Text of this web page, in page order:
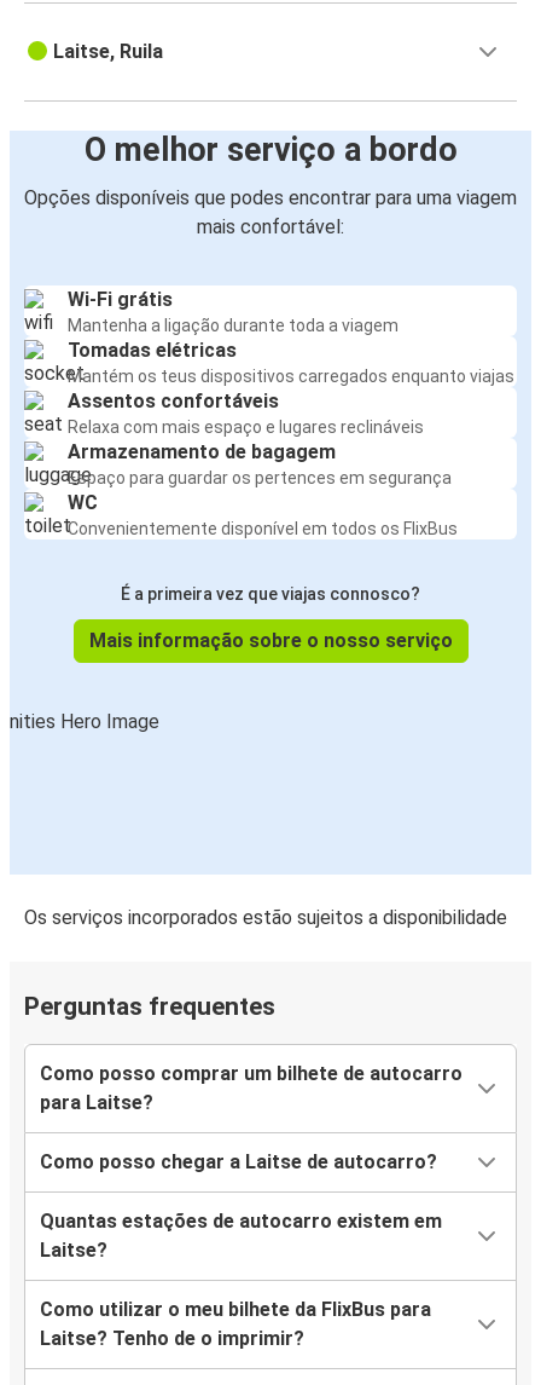
Laitse, Ruila
O melhor serviço a bordo
Opções disponíveis que podes encontrar para uma viagem
mais confortável:
Wi-Fi grátis
Mantenha a ligação durante toda a viagem
Tomadas elétricas
Mantém os teus dispositivos carregados enquanto viajas
Assentos confortáveis
Relaxa com mais espaço e lugares reclináveis
Armazenamento de bagagem
Espaço para guardar os pertences em segurança
WC
Convenientemente disponível em todos os FlixBus
É a primeira vez que viajas connosco?
Mais informação sobre o nosso serviço
Os serviços incorporados estão sujeitos a disponibilidade
Perguntas frequentes
Como posso comprar um bilhete de autocarro
para Laitse?
Como posso chegar a Laitse de autocarro?
Quantas estações de autocarro existem em
Laitse?
Como utilizar o meu bilhete da FlixBus para
Laitse? Tenho de o imprimir?